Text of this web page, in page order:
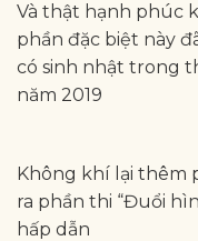
Và thật hạnh phúc
phần đặc biệt này
có sinh nhật trong
năm 2019
Không khí lại thêm
ra phần thi “Đuổi
hấp dẫn